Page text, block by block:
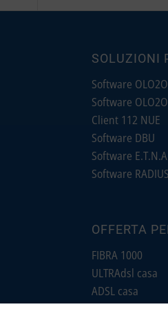
SOLUZIONI
Software
Software
Client 112 NUE
Software DBU
Software E.T.N.A
Software
OFFERTA
FIBRA 1000
ULTRAdsl casa
ADSL casa